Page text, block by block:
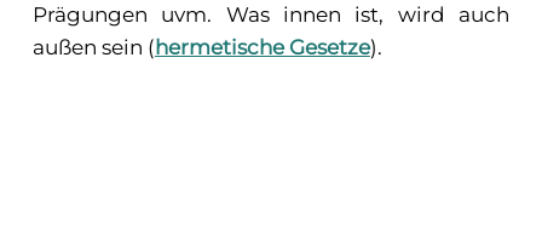
Prägungen uvm. Was innen ist, wird auch
außen sein (hermetische Gesetze).